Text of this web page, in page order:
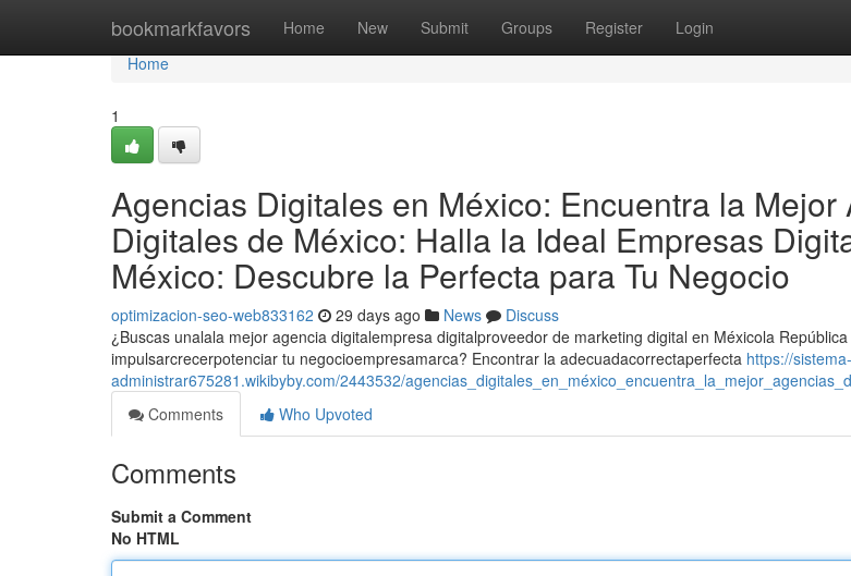
bookmarkfavors Home New Submit Groups Register Login
Home
Home
1
Agencias Digitales en México: Encuentra la Mejor
Digitales de México: Halla la Ideal Empresas
México: Descubre la Perfecta para Tu Negocio
optimizacion-seo-web833162 29 days ago News
Discuss
¿Buscas unalala mejor agencia digitalempresa digitalproveedor de marketing digital en Méxicola
impulsarcrecerpotenciar tu negocioempresamarca? Encontrar la adecuadacorrectaperfecta https://
administrar675281.wikibyby.com/2443532/
Comments
Who Upvoted
Comments
Submit a Comment
No HTML